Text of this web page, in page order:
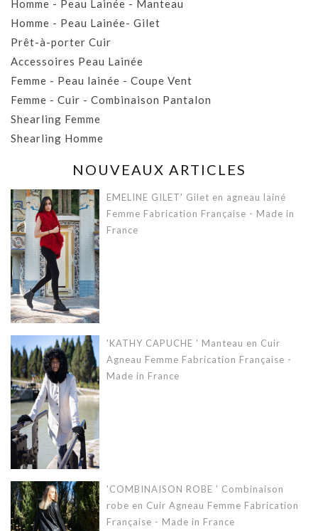
Homme - Peau Lainée - Manteau
Homme - Peau Lainée- Gilet
Prêt-à-porter Cuir
Accessoires Peau Lainée
Femme - Peau lainée - Coupe Vent
Femme - Cuir - Combinaison Pantalon
Shearling Femme
Shearling Homme
NOUVEAUX ARTICLES
EMELINE GILET' Gilet en agneau lainé
Femme Fabrication Française - Made in
France
'KATHY CAPUCHE ' Manteau en Cuir
Agneau Femme Fabrication Française -
Made in France
'COMBINAISON ROBE ' Combinaison
robe en Cuir Agneau Femme Fabrication
Française - Made in France